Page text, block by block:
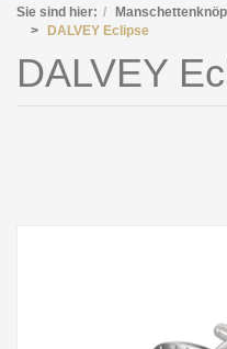
Sie sind hier:
DALVEY Eclipse
DALVEY